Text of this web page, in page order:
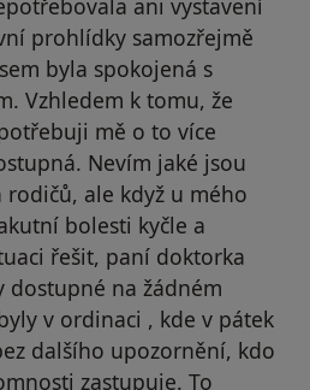
ani vystavení
prohlídky samozřejmě
byla spokojená s
Vzhledem k tomu, že
mě o to více
Nevím jaké jsou
ale když u mého
bolesti kyčle a
řešit, paní doktorka
dostupné na žádném
v ordinaci , kde v pátek
dalšího upozornění, kdo
zastupuje. To